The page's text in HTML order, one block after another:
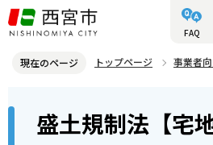
こ
の
ジ
FAQ
現在のページ トップページ 事業者
盛土規制法【宅地造成及び特定盛土等規制
施行について】
盛土規制法【宅